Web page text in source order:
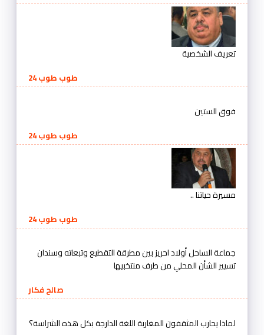
تعريف الشخصية
طوب طوب 24
فوق الستين
طوب طوب 24
مسيرة حياتنا ..
طوب طوب 24
جماعة الساحل أولاد احريز بين مطرقة التقطيع وتبعاته وسندان
تسيير الشأن المحلي من طرف منتخبيها
صالح فكار
لماذا يحارب المثقفون المغاربة اللغة الدارجة بكل هذه الشراسة؟